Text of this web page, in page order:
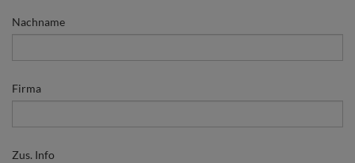
Nachname
Firma
Zus. Info